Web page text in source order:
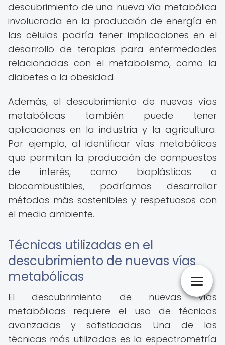
descubrimiento de una nueva vía metabólica
involucrada en la producción de energía en
las células podría tener implicaciones en el
desarrollo de terapias para enfermedades
relacionadas con el metabolismo, como la
diabetes o la obesidad.
Además, el descubrimiento de nuevas vías
metabólicas también puede tener
aplicaciones en la industria y la agricultura.
Por ejemplo, al identificar vías metabólicas
que permitan la producción de compuestos
de interés, como bioplásticos o
biocombustibles, podríamos desarrollar
métodos más sostenibles y respetuosos con
el medio ambiente.
Técnicas utilizadas en el
descubrimiento de nuevas vías
metabólicas
El descubrimiento de nuevas vías
metabólicas requiere el uso de técnicas
avanzadas y sofisticadas. Una de las
técnicas más utilizadas es la espectrometría